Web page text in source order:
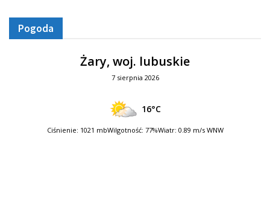
Pogoda
Żary, woj. lubuskie
7 sierpnia 2026
16°C
Ciśnienie: 1021 mbWilgotność: 77%Wiatr: 0.89 m/s WNW